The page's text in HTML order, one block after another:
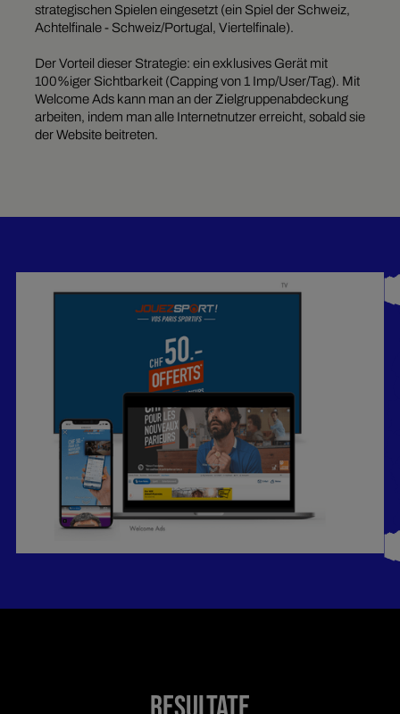
strategischen Spielen eingesetzt (ein Spiel der Schweiz,
Achtelfinale - Schweiz/Portugal, Viertelfinale).
Der Vorteil dieser Strategie: ein exklusives Gerät mit
100%iger Sichtbarkeit (Capping von 1 Imp/User/Tag). Mit
Welcome Ads kann man an der Zielgruppenabdeckung
arbeiten, indem man alle Internetnutzer erreicht, sobald sie
der Website beitreten.